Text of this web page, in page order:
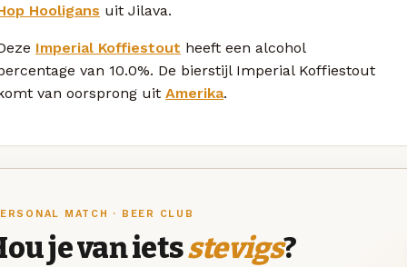
Hooligans uit Jilava.
Imperial Koffiestout heeft een alcohol
van 10.0%. De bierstijl Imperial Koffiestout
van oorsprong uit Amerika.
MATCH · BEER CLUB
je van ietsstevigs?